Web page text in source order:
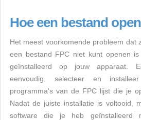
Hoe een bestand
Het meest voorkomende probleem dat
een bestand FPC niet kunt openen
geïnstalleerd op jouw apparaat.
eenvoudig, selecteer en
programma's van de FPC lijst die je
Nadat de juiste installatie is voltooid,
software die je heb geïnstalleerd